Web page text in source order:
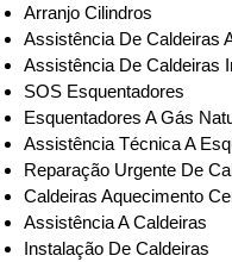
Arranjo Cilindros
Assistência De Caldeiras
Assistência De Caldeiras
SOS Esquentadores
Esquentadores A Gás
Assistência Técnica A
Reparação Urgente De
Caldeiras Aquecimento
Assistência A Caldeiras
Instalação De Caldeiras